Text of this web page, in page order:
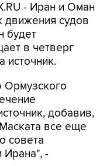
- Иран и Оман
движения судов
будет
в четверг
источник.
Ормузского
добавив,
все еще
совета
Ирана", -